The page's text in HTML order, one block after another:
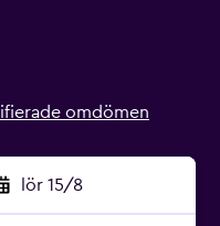
omdömen
lör 15/8